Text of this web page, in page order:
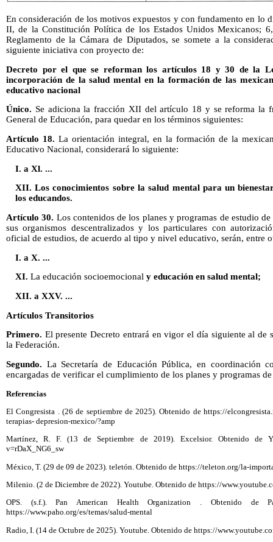
En consideración de los motivos expuestos y con fundamento en lo
II, de la Constitución Política de los Estados Unidos Mexicanos;
Reglamento de la Cámara de Diputados, se somete a la
siguiente iniciativa con proyecto de:
Decreto por el que se reforman los artículos 18 y 30 de la
incorporación de la salud mental en la formación de las
educativo nacional
Único. Se adiciona la fracción XII del artículo 18 y se reforma la
General de Educación, para quedar en los términos siguientes:
Artículo 18. La orientación integral, en la formación de la
Educativo Nacional, considerará lo siguiente:
I. a Xl. ...
XII. Los conocimientos sobre la salud mental para un
los educandos.
Artículo 30. Los contenidos de los planes y programas de estudio
sus organismos descentralizados y los particulares con
oficial de estudios, de acuerdo al tipo y nivel educativo, serán, entre
I. a X. ...
XI. La educación socioemocional y educación en salud mental;
XII. a XXV. ...
Artículos Transitorios
Primero. El presente Decreto entrará en vigor el día siguiente al
la Federación.
Segundo. La Secretaría de Educación Pública, en coordinación
encargadas de verificar el cumplimiento de los planes y programas
Referencias
El Congresista . (26 de septiembre de 2025). Obtenido de https://
terapias- depresion-mexico/?amp
Martínez, R. F. (13 de Septiembre de 2019). Excelsior. Obtenido de
v=rDaX_NG6_sw
México, T. (29 de 09 de 2023). teletón. Obtenido de https://teleton.org/la-
Milenio. (2 de Diciembre de 2022). Youtube. Obtenido de https://
OPS. (s.f.). Pan American Health Organization . Obtenido de
https://www.paho.org/es/temas/salud-mental
Radio, I. (14 de Octubre de 2025). Youtube. Obtenido de https://